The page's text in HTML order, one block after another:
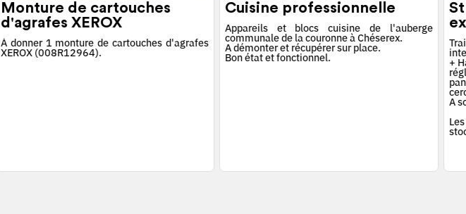
Monture de cartouches
d'agrafes XEROX
À donner 1 monture de cartouches d'agrafes
XEROX (008R12964).
Cuisine professionnelle
Appareils et blocs cuisine de l'auberge
communale de la couronne à Chéserex.
A démonter et récupérer sur place.
Bon état et fonctionnel. +
A